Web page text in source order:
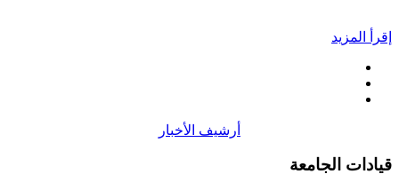
إقرأ المزيد
أرشيف الأخبار
قيادات الجامعة